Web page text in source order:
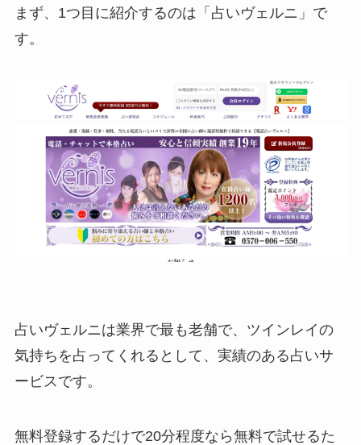
まず、1つ目に紹介するのは「占いヴェルニ」で
す。
占いヴェルニは業界で最も老舗で、ツインレイの
気持ちを占ってくれるとして、実績のある占いサ
ービスです。
無料登録するだけで20分程度なら無料で試せるた